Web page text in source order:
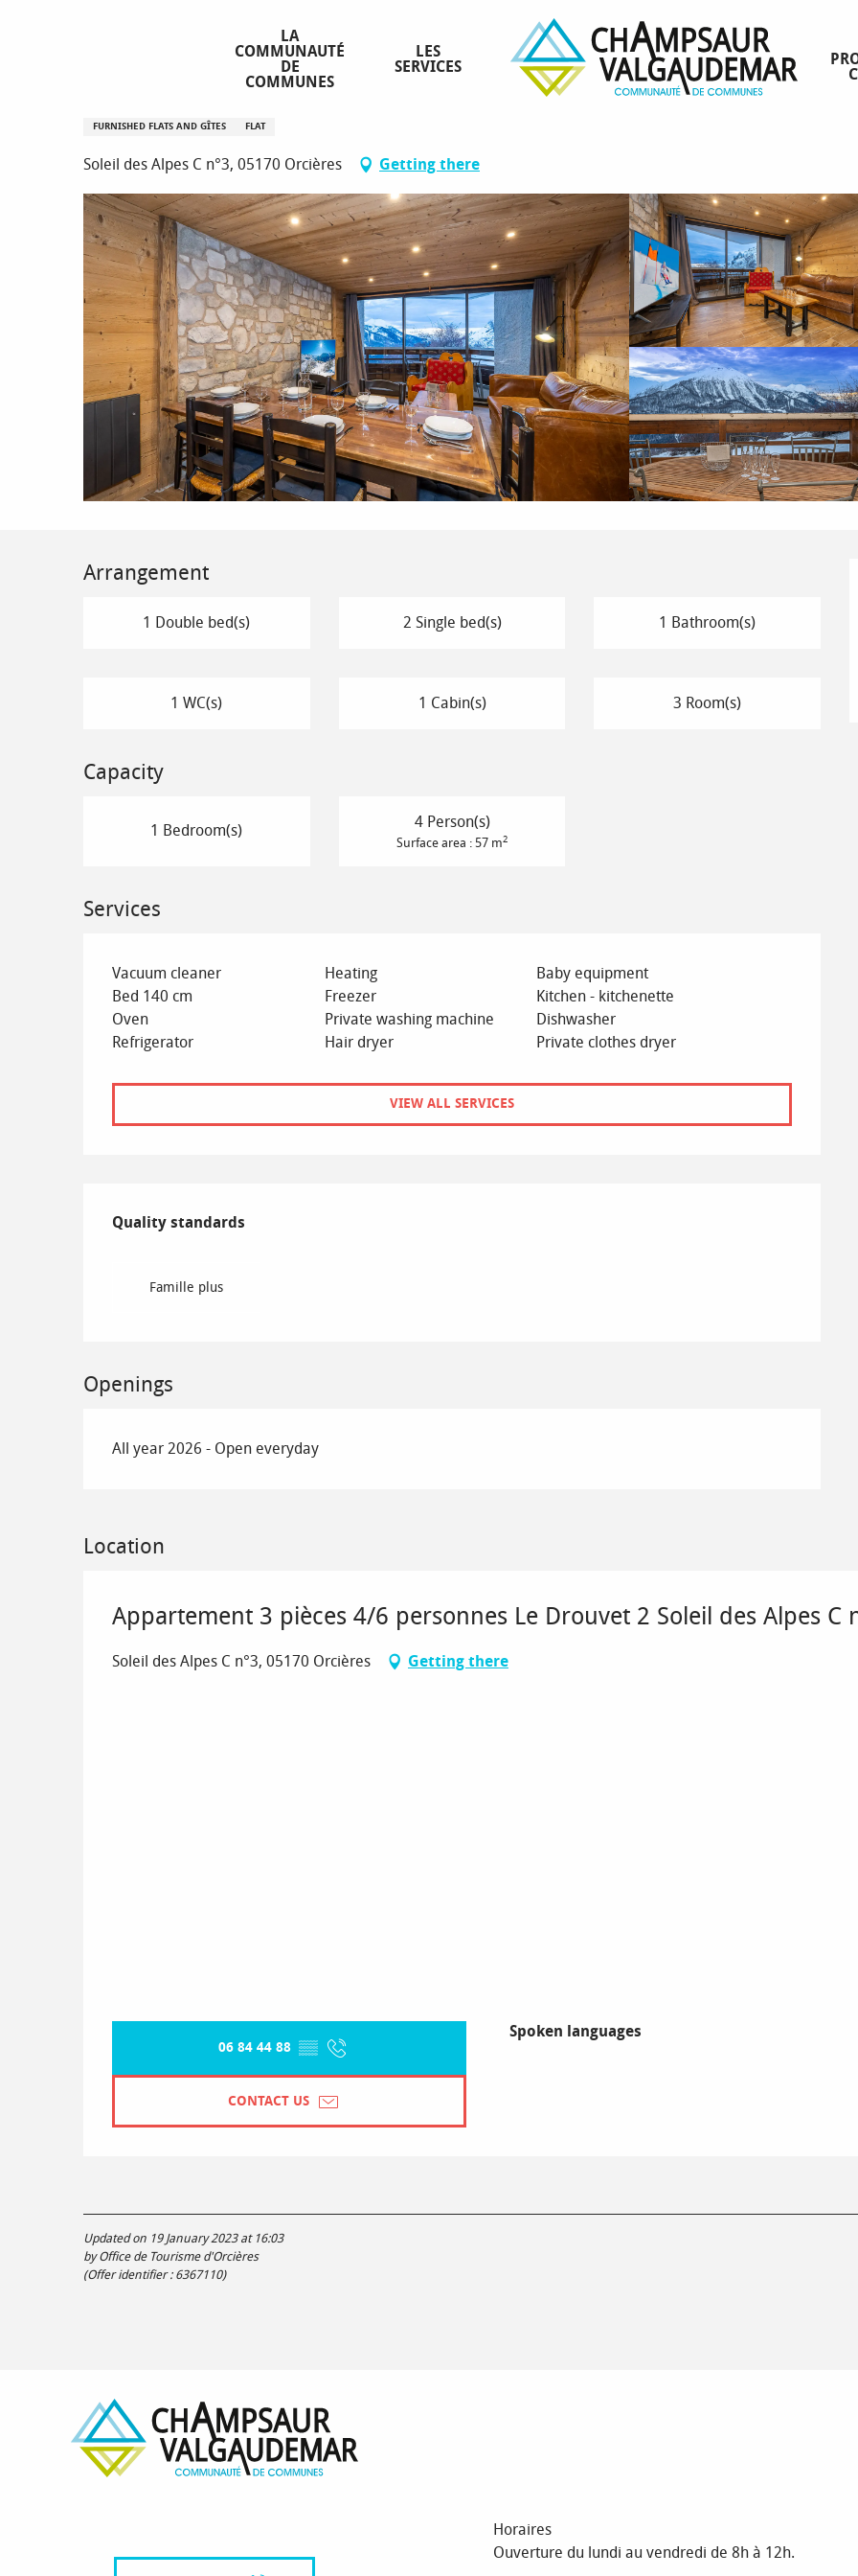
LA
COMMUNAUTÉ
DE
COMMUNES
LES
SERVICES
Appartement 3 pièces 4/6 personnes Le Drouvet 2 Soleil des Alpes C n°3
Appartement 3 pièces 4/6 personnes Le Drouvet 2 Soleil des Alpes C n°3
FURNISHED FLATS AND GÎTES FLAT
Soleil des Alpes C n°3, 05170 Orcières Getting there
Arrangement
1 Double bed(s) 2 Single bed(s) 1 Bathroom(s)
1 WC(s) 1 Cabin(s) 3 Room(s)
Capacity
1 Bedroom(s) 4 Person(s)
Surface area : 57 m2
Services
Vacuum cleaner Heating
Baby equipment
Bed 140 cm
Freezer
Kitchen - kitchenette
Oven
Private washing machine
Dishwasher
Refrigerator
Hair dryer Private clothes dryer
VIEW ALL SERVICES
Services offered
Quality standards
Quality standards
Famille plus
Openings
All year 2026 - Open everyday
Location
Appartement 3 pièces 4/6 personnes Le Drouvet 2 Soleil des Alpes C
Soleil des Alpes C n°3, 05170 Orcières Getting there
06 84 44 88 ▒▒
CONTACT US
Spoken languages
Spoken languages
Updated on 19 January 2023 at 16:03
by Office de Tourisme d'Orcières
(Offer identifier : 6367110)
Horaires
Ouverture du lundi au vendredi de 8h à 12h.